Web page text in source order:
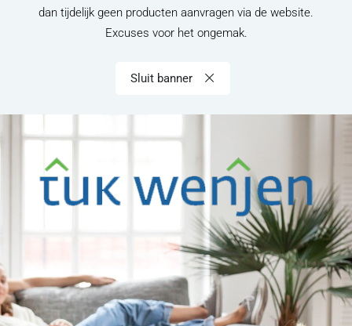
dan tijdelijk geen producten aanvragen via de website.
Excuses voor het ongemak.
Sluit banner